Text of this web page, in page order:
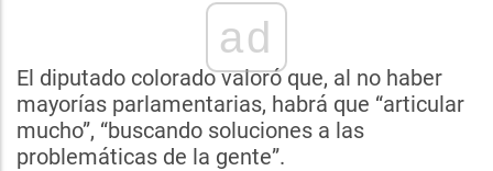
ad
El diputado colorado valoró que, al no haber
mayorías parlamentarias, habrá que “articular
mucho”, “buscando soluciones a las
problemáticas de la gente”.